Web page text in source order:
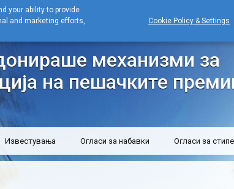
Контакт
ОКТА донираше механизми за регулација на пешачките
механизми за
на пешачките
Известувања Огласи за набавки Огласи за
your ability to provide
and marketing efforts,
Cookie Policy & Settings